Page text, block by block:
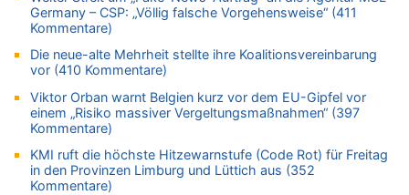
07.08.2026 - 15:13 von Joseph Meyer zu
Mark van Bommel offiziell als neuer Nationalcoach der Roten
Teufel vorgestellt: „Ist mir eine große Ehre“
07.08.2026 - 15:06 von Wolfgang2 zu
Kollision zwischen Autofahrer und Radfahrer an RAVeL-Weg
07.08.2026 - 14:35 von Vorfahrt zu
In Belgien missachten zwei von drei Autofahrern das
Tempolimit in 30er-Zonen – Untersuchung von Vias
07.08.2026 - 14:33 von Ostbelgien Direkt zu
Germany – CSP: „Völlig falsche Vorgehensweise“ (411
Kommentare)
Die neue-alte Mehrheit stellte ihre Koalitionsvereinbarung
vor (410 Kommentare)
Viktor Orban warnt Belgien kurz vor dem EU-Gipfel vor
einem „Risiko massiver Vergeltungsmaßnahmen“ (397
Kommentare)
KMI ruft die höchste Hitzewarnstufe (Code Rot) für Freitag
in den Provinzen Limburg und Lüttich aus (352
Kommentare)